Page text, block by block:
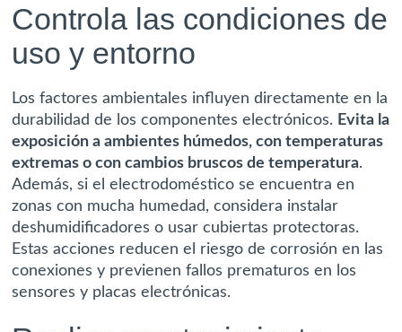
Controla las condiciones de
uso y entorno
Los factores ambientales influyen directamente en la
durabilidad de los componentes electrónicos. Evita la
exposición a ambientes húmedos, con temperaturas
extremas o con cambios bruscos de temperatura.
Además, si el electrodoméstico se encuentra en
zonas con mucha humedad, considera instalar
deshumidificadores o usar cubiertas protectoras.
Estas acciones reducen el riesgo de corrosión en las
conexiones y previenen fallos prematuros en los
sensores y placas electrónicas.